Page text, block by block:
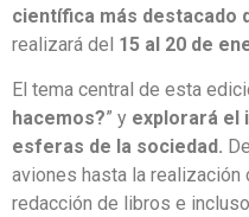
científica más destacado
realizará del 15 al 20 de
El tema central de esta
hacemos?” y explorará el
esferas de la sociedad.
aviones hasta la
redacción de libros e